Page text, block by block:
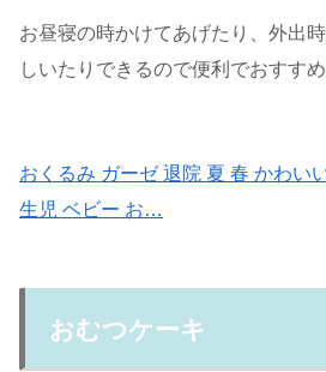
お昼寝の時かけてあげたり、外出
しいたりできるので便利でおすすめ
おくるみ ガーゼ 退院 夏 春 かわい
生児 ベビー お…
おむつケーキ